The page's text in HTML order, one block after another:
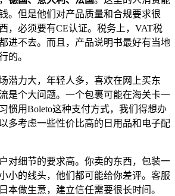
。但是他们对产品质量和合规要求很
，必须要有CE认证。税务上，VAT税
进不去。而且，产品说明书最好有当地
的。
潜力大，年轻人多，喜欢在网上买东
是个大问题。一个包裹可能在海关卡一
惯用Boleto这种支付方式，我们得想办
多考虑一些性价比高的日用品和电子配
对细节的要求高。你卖的东西，包装一
小的线头，他们都可能给你差评。客服
本做生意，建立信任需要很长时间。